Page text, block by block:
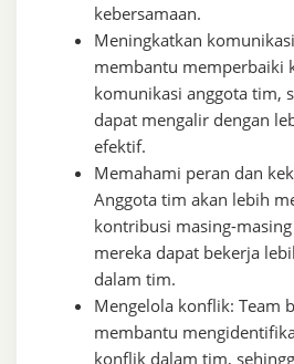
kebersamaan.
Meningkatkan
membantu memperbaiki
komunikasi anggota tim,
dapat mengalir dengan
efektif.
Memahami peran dan
Anggota tim akan lebih
kontribusi masing-
mereka dapat bekerja
dalam tim.
Mengelola konflik: Team
membantu
konflik dalam tim,